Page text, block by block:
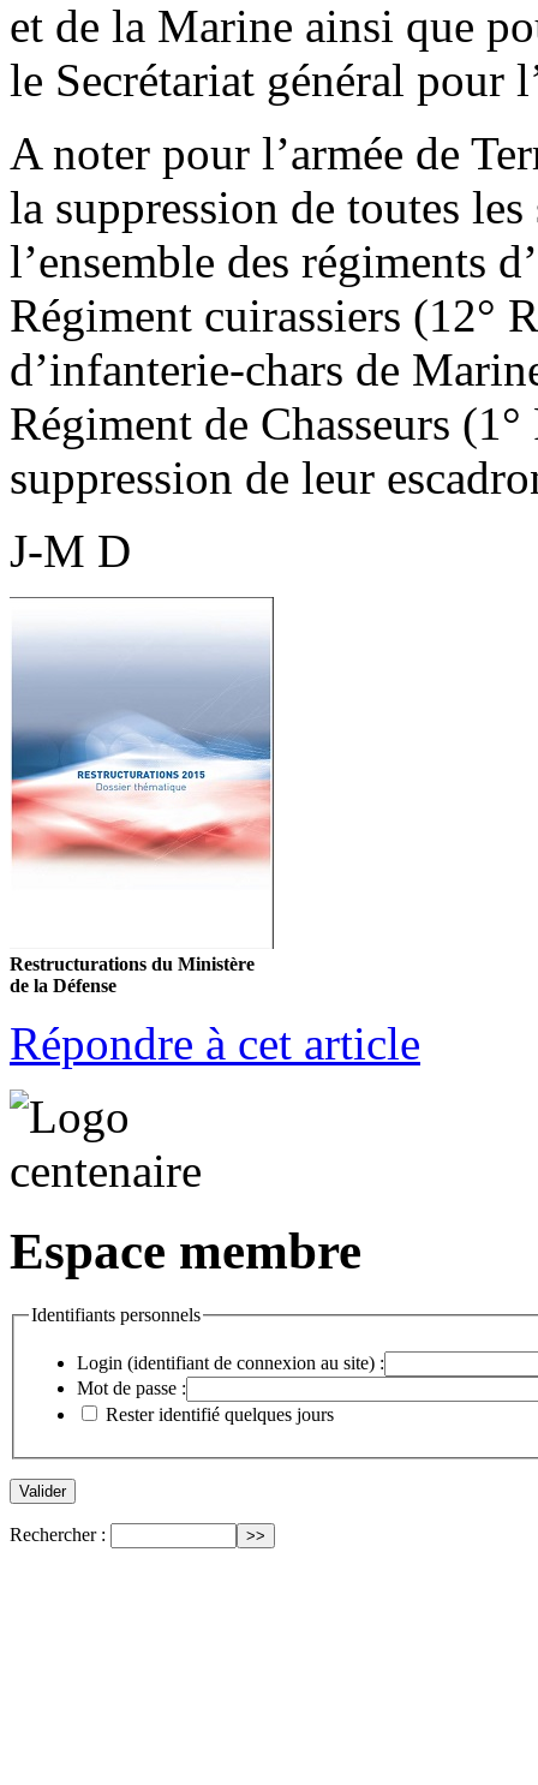
et de la Marine ainsi que
le Secrétariat général pour
A noter pour l’armée de
la suppression de toutes
l’ensemble des régiments
Régiment cuirassiers (12°
d’infanterie-chars de
Régiment de Chasseurs
suppression de leur
J-M D
Restructurations du Ministère
de la Défense
Répondre à cet article
Espace membre
Identifiants personnels
Login (identifiant de connexion au site) :
Mot de passe :
Rester identifié quelques jours
Rechercher :